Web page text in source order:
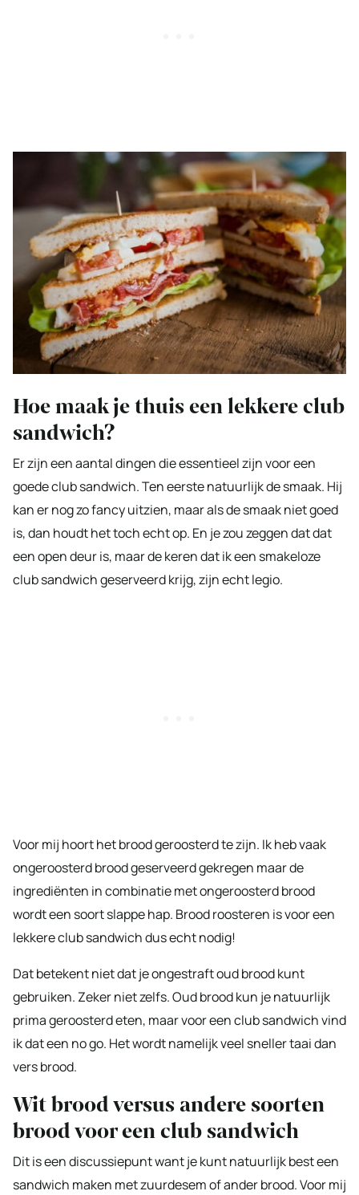
Hoe maak je thuis een lekkere club
sandwich?
Er zijn een aantal dingen die essentieel zijn voor een
goede club sandwich. Ten eerste natuurlijk de smaak. Hij
kan er nog zo fancy uitzien, maar als de smaak niet goed
is, dan houdt het toch echt op. En je zou zeggen dat dat
een open deur is, maar de keren dat ik een smakeloze
club sandwich geserveerd krijg, zijn echt legio.
Voor mij hoort het brood geroosterd te zijn. Ik heb vaak
ongeroosterd brood geserveerd gekregen maar de
ingrediënten in combinatie met ongeroosterd brood
wordt een soort slappe hap. Brood roosteren is voor een
lekkere club sandwich dus echt nodig!
Dat betekent niet dat je ongestraft oud brood kunt
gebruiken. Zeker niet zelfs. Oud brood kun je natuurlijk
prima geroosterd eten, maar voor een club sandwich vind
ik dat een no go. Het wordt namelijk veel sneller taai dan
vers brood.
Wit brood versus andere soorten
brood voor een club sandwich
Dit is een discussiepunt want je kunt natuurlijk best een
sandwich maken met zuurdesem of ander brood. Voor mij